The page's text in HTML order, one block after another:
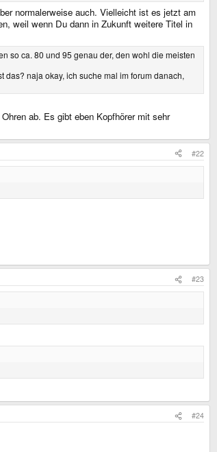
normalerweise auch. Vielleicht ist es jetzt am
weil wenn Du dann in Zukunft weitere Titel in
so ca. 80 und 95 genau der, den wohl die meisten
naja okay, ich suche mal im forum danach,
ab. Es gibt eben Kopfhörer mit sehr
#22
#23
#24